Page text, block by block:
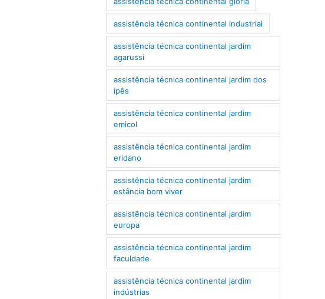
assistência técnica continental industrial
assistência técnica continental jardim
agarussi
assistência técnica continental jardim dos
ipês
assistência técnica continental jardim
emicol
assistência técnica continental jardim
eridano
assistência técnica continental jardim
estância bom viver
assistência técnica continental jardim
europa
assistência técnica continental jardim
faculdade
assistência técnica continental jardim
indústrias